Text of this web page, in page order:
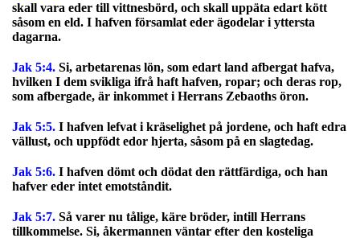
skall vara eder till vittnesbörd, och skall uppäta edart kött
såsom en eld. I hafven församlat eder ägodelar i yttersta
dagarna.
Jak 5:4. Si, arbetarenas lön, som edart land afbergat hafva,
hvilken I dem svikliga ifrå haft hafven, ropar; och deras rop,
som afbergade, är inkommet i Herrans Zebaoths öron.
Jak 5:5. I hafven lefvat i kräselighet på jordene, och haft edra
vällust, och uppfödt edor hjerta, såsom på en slagtedag.
Jak 5:6. I hafven dömt och dödat den rättfärdiga, och han
hafver eder intet emotståndit.
Jak 5:7. Så varer nu tålige, käre bröder, intill Herrans
tillkommelse. Si, åkermannen väntar efter den kosteliga